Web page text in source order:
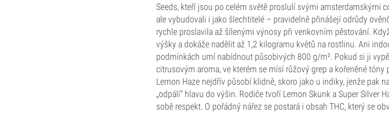
Seeds, kteří jsou po celém světě proslulí svými amsterdamskými
ale vybudovali i jako šlechtitelé – pravidelně přinášejí odrůdy
rychle proslavila až šílenými výnosy při venkovním pěstování.
výšky a dokáže nadělit až 1,2 kilogramu květů na rostlinu. Ani
podmínkách umí nabídnout působivých 800 g/m². Pokud si ji
citrusovým aroma, ve kterém se mísí růžový grep a kořeněné
Lemon Haze nejdřív působí klidně, skoro jako u indiky, jenže pak
„odpálí“ hlavu do výšin. Rodiče tvoří Lemon Skunk a Super Silver
sobě respekt. O pořádný nářez se postará i obsah THC, který se